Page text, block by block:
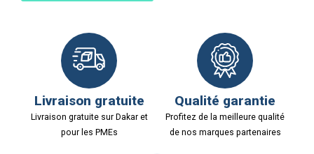
Livraison gratuite
Livraison gratuite sur Dakar et
pour les PMEs
Qualité garantie
Profitez de la meilleure qualité
de nos marques partenaires